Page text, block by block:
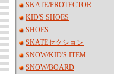
SKATE/PROTECTOR
KID'S SHOES
SHOES
SKATEセクション
SNOW/KID'S ITEM
SNOW/BOARD